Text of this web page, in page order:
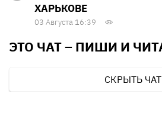
ХАРЬКОВЕ
03 Августа 16:39
ЭТО ЧАТ – ПИШИ И
СКРЫТЬ ЧАТ